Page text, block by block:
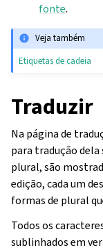
fonte.
Veja também
Etiquetas de cadeia
Traduzir
Na página de
para tradução dela
plural, são
edição, cada um
formas de plural
Todos os
sublinhados em